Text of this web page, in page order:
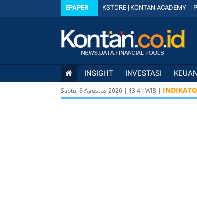
EPAPER KSTORE | KONTAN ACADEMY |
INSIGHT INVESTASI
Sabtu, 8 Agustus 2026 | 13:41 WIB |